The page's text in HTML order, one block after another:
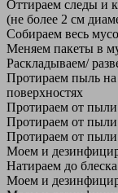
Оттираем следы и
(не более 2 см
Собираем весь
Меняем пакеты в
Раскладываем/
Протираем пыль
поверхностях
Протираем от
Протираем от пыли
Протираем от пыли
Моем и
Натираем до
Моем и